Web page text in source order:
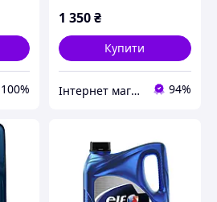
100%
1 350₴
Купити
Інтернет магазин alloil.com.ua 94%